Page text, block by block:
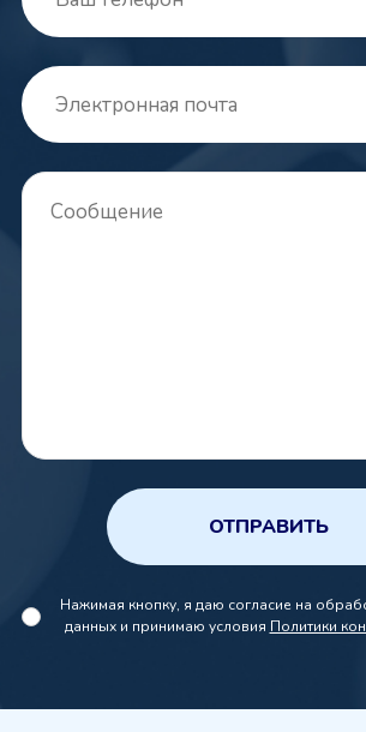
ОТПРАВИТЬ
Нажимая кнопку, я даю согласие на
данных и принимаю условия Политики